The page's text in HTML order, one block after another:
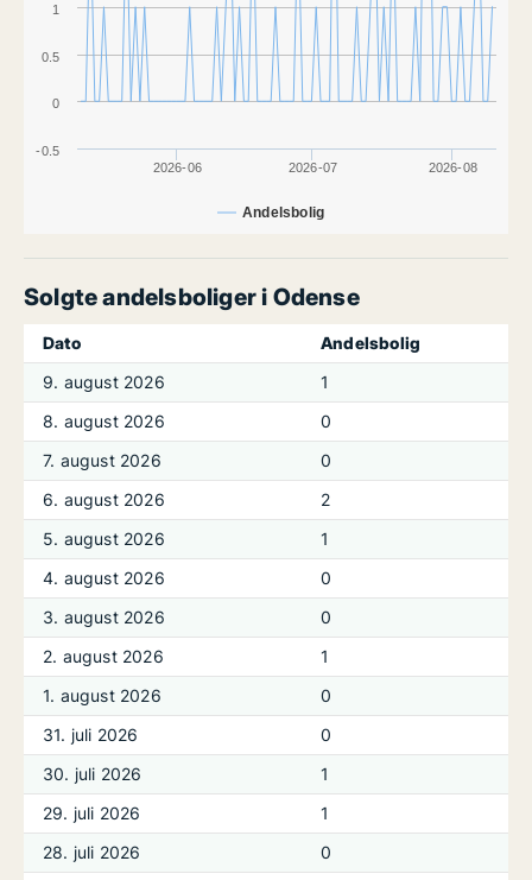
Andelsbolig
2026-06 2026-07 2026-08
-0.5
0
0.5
1
Solgte andelsboliger i Odense
Dato
Andelsbolig
9. august 2026
1
8. august 2026
0
7. august 2026
0
6. august 2026
2
5. august 2026
1
4. august 2026
0
3. august 2026
0
2. august 2026
1
1. august 2026
0
31. juli 2026
0
30. juli 2026
1
29. juli 2026
1
28. juli 2026
0